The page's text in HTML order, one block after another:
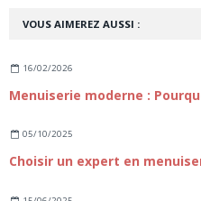
VOUS AIMEREZ AUSSI :
16/02/2026
05/10/2025
Choisir un expert en